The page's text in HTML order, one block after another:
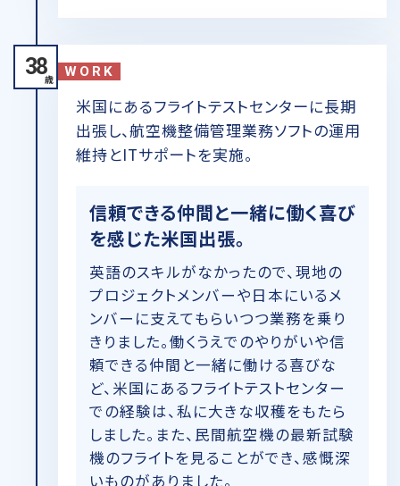
38歳 WORK
米国にあるフライトテストセンターに長期
出張し、航空機整備管理業務ソフトの運用
維持とITサポートを実施。
信頼できる仲間と一緒に働く喜び
を感じた米国出張。
英語のスキルがなかったので、現地の
プロジェクトメンバーや日本にいるメ
ンバーに支えてもらいつつ業務を乗り
きりました。働くうえでのやりがいや信
頼できる仲間と一緒に働ける喜びな
ど、米国にあるフライトテストセンター
での経験は、私に大きな収穫をもたら
しました。また、民間航空機の最新試験
機のフライトを見ることができ、感慨深
いものがありました。